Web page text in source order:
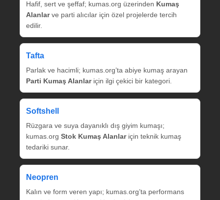
Hafif, sert ve şeffaf; kumas.org üzerinden Kumaş
Alanlarve parti alıcılar için özel projelerde tercih
edilir.
Tafta
Parlak ve hacimli; kumas.org’ta abiye kumaş arayan
Parti Kumaş Alanlariçin ilgi çekici bir kategori.
Softshell
Rüzgara ve suya dayanıklı dış giyim kumaşı;
kumas.org Stok Kumaş Alanlariçin teknik kumaş
tedariki sunar.
Neopren
Kalın ve form veren yapı; kumas.org’ta performans